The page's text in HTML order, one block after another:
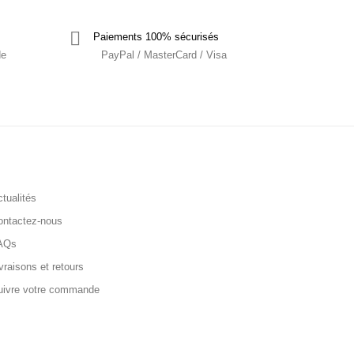
Paiements 100% sécurisés
PayPal / MasterCard / Visa
nous
et retours
votre commande